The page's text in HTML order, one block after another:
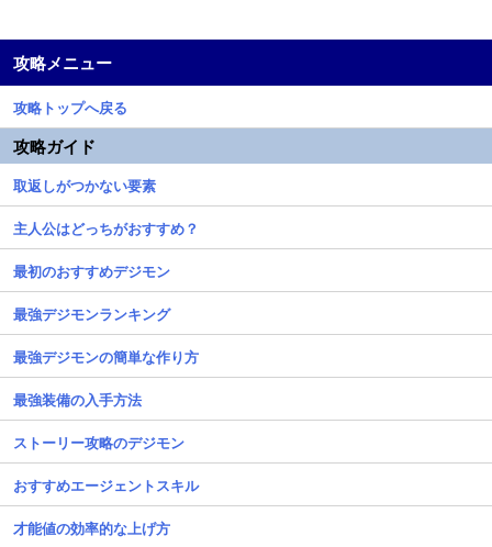
攻略メニュー
攻略トップへ戻る
攻略ガイド
取返しがつかない要素
主人公はどっちがおすすめ？
最初のおすすめデジモン
最強デジモンランキング
最強デジモンの簡単な作り方
最強装備の入手方法
ストーリー攻略のデジモン
おすすめエージェントスキル
才能値の効率的な上げ方